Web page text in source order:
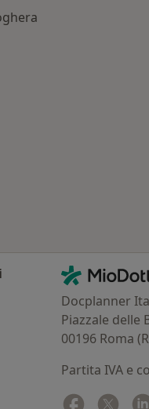
Contatti
MioDottore -
Docplanner
Piazzale delle
00196 Roma
Partita IVA e
Facebook
si apre in
si